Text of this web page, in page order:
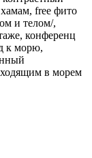
хамам, free фито
и телом/,
конференц
к морю,
в морем